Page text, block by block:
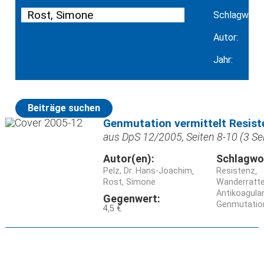
Schlagwort:
Autor:
Jahr:
Beiträge suchen
Genmutation vermittelt
aus DpS 12/2005, Seiten 8-10 (3
Autor(en):
Pelz, Dr. Hans-Joachim
Rost, Simone
Gegenwert:
4,5 €
Resistenz